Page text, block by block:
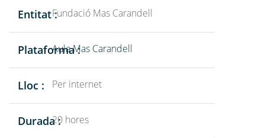
Entitat :Fundació Mas Carandell
Plataforma :Aula Mas Carandell
Lloc : Per internet
Durada :20 hores